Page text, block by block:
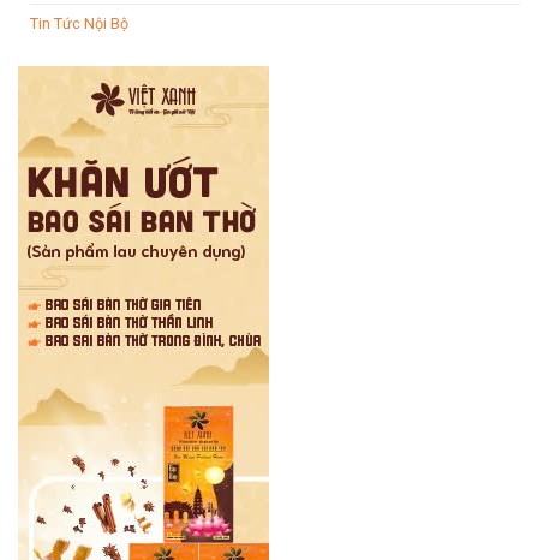
Tin Tức Nội Bộ